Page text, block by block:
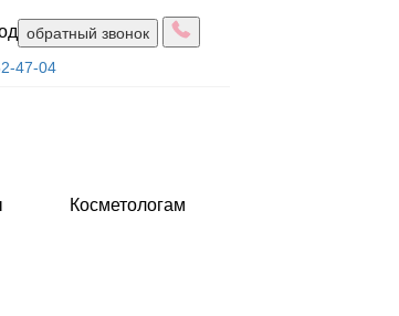
обратный звонок
47-04
Косметологам